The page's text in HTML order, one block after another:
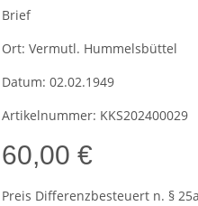
Brief
Ort: Vermutl. Hummelsbüttel
Datum: 02.02.1949
Artikelnummer: KKS202400029
60,00 €
Preis Differenzbesteuert n. §